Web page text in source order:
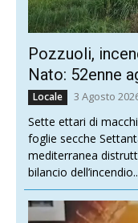
Pozzuoli,
Nato: 52enne
Locale 3 Agosto
Sette ettari di
foglie secche
mediterranea
bilancio